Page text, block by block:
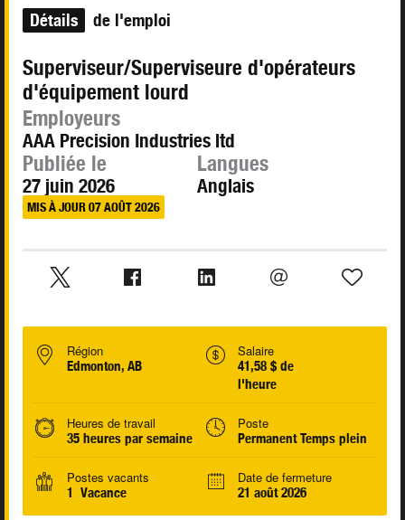
Détails de l'emploi
Superviseur/Superviseure d'opérateurs
d'équipement lourd
Employeurs
AAA Precision Industries ltd
Publiée le
27 juin 2026
MIS À JOUR 07 AOÛT 2026
Langues
Anglais
Région
Edmonton, AB
Salaire
41,58 $ de
l'heure
Heures de travail
35 heures par semaine
Poste
Permanent Temps plein
Postes vacants
1 Vacance
Date de fermeture
21 août 2026